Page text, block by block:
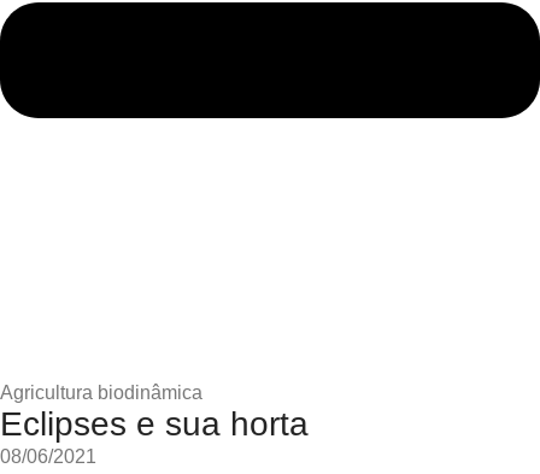
Agricultura biodinâmica
Eclipses e sua horta
08/06/2021